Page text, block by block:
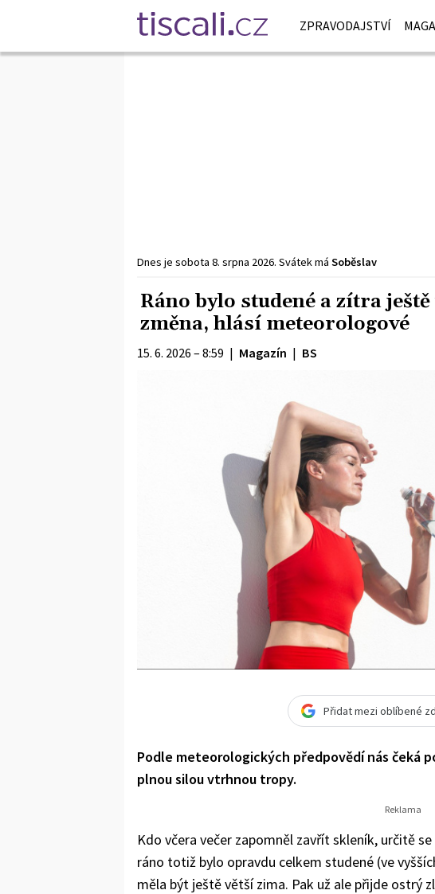
ZPRAVODAJSTVÍ
Dnes je sobota 8. srpna 2026. Svátek má Soběslav
Ráno bylo studené a zítra
změna, hlásí meteorologové
15. 6. 2026 – 8:59 | Magazín | BS
Přidat mezi oblíbené
Podle meteorologických předpovědí nás čeká
plnou silou vtrhnou tropy.
Kdo včera večer zapomněl zavřít skleník, určitě
ráno totiž bylo opravdu celkem studené (ve
měla být ještě větší zima. Pak už ale přijde ostrý